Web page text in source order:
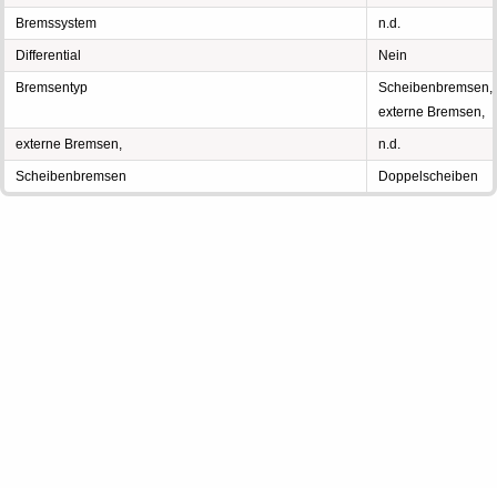
Bremssystem n.d.
Differential Nein
Bremsentyp
Scheibenbremsen,
externe Bremsen,
externe Bremsen, n.d.
Scheibenbremsen Doppelscheiben